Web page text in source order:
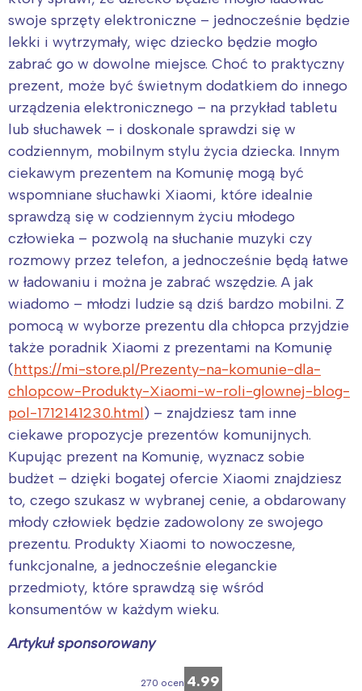
swoje sprzęty elektroniczne – jednocześnie będzie
lekki i wytrzymały, więc dziecko będzie mogło
zabrać go w dowolne miejsce. Choć to praktyczny
prezent, może być świetnym dodatkiem do innego
urządzenia elektronicznego – na przykład tabletu
lub słuchawek – i doskonale sprawdzi się w
codziennym, mobilnym stylu życia dziecka. Innym
ciekawym prezentem na Komunię mogą być
wspomniane słuchawki Xiaomi, które idealnie
sprawdzą się w codziennym życiu młodego
człowieka – pozwolą na słuchanie muzyki czy
rozmowy przez telefon, a jednocześnie będą łatwe
w ładowaniu i można je zabrać wszędzie. A jak
wiadomo – młodzi ludzie są dziś bardzo mobilni. Z
pomocą w wyborze prezentu dla chłopca przyjdzie
także poradnik Xiaomi z prezentami na Komunię
(https://mi-store.pl/Prezenty-na-komunie-dla-
chlopcow-Produkty-Xiaomi-w-roli-glownej-blog-
pol-1712141230.html) – znajdziesz tam inne
ciekawe propozycje prezentów komunijnych.
Kupując prezent na Komunię, wyznacz sobie
budżet – dzięki bogatej ofercie Xiaomi znajdziesz
to, czego szukasz w wybranej cenie, a obdarowany
młody człowiek będzie zadowolony ze swojego
prezentu. Produkty Xiaomi to nowoczesne,
funkcjonalne, a jednocześnie eleganckie
przedmioty, które sprawdzą się wśród
konsumentów w każdym wieku.
Artykuł sponsorowany
270 ocen 4.99
tego regionu:
Warszawa
Łódź
Trójmiasto
Poznań
Wrocław
Śląsk
Kraków
Południe
Północ
Wszystkie
Wybieram